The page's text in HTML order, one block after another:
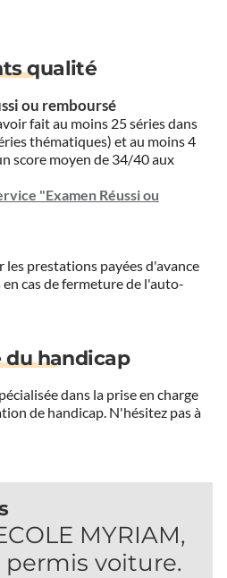
qualité
ou remboursé
fait au moins 25 séries dans
thématiques) et au moins 4
score moyen de 34/40 aux
"Examen Réussi ou
les prestations payées d'avance
cas de fermeture de l'auto-
du handicap
dans la prise en charge
de handicap. N'hésitez pas à
MYRIAM,
permis voiture.